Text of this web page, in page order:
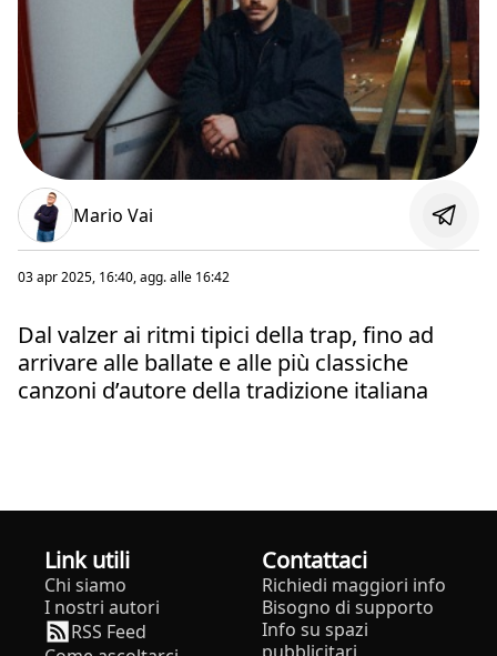
Mario Vai
03 apr 2025, 16:40, agg. alle 16:42
Dal valzer ai ritmi tipici della trap, fino ad
arrivare alle ballate e alle più classiche
canzoni d’autore della tradizione italiana
Link utili
Chi siamo
I nostri autori
RSS Feed
Contattaci
Richiedi maggiori info
Bisogno di supporto
Info su spazi